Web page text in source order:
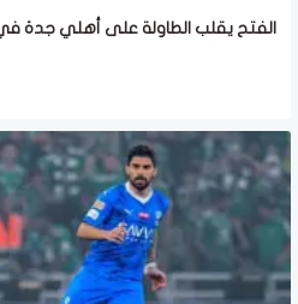
الفتح يقلب الطاولة على أهلي جدة